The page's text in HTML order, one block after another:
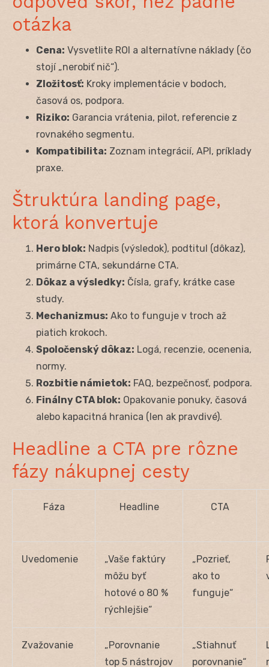
otázka
Cena: Vysvetlite ROI a alternatívne náklady (čo
stojí „nerobiť nič“).
Zložitosť: Kroky implementácie v bodoch,
časová os, podpora.
Riziko: Garancia vrátenia, pilot, referencie z
rovnakého segmentu.
Kompatibilita: Zoznam integrácií, API, príklady
praxe.
Štruktúra landing page,
ktorá konvertuje
Hero blok: Nadpis (výsledok), podtitul (dôkaz),
primárne CTA, sekundárne CTA.
Dôkaz a výsledky: Čísla, grafy, krátke case
study.
Mechanizmus: Ako to funguje v troch až
piatich krokoch.
Spoločenský dôkaz: Logá, recenzie, ocenenia,
normy.
Rozbitie námietok: FAQ, bezpečnosť, podpora.
Finálny CTA blok: Opakovanie ponuky, časová
alebo kapacitná hranica (len ak pravdivé).
Headline a CTA pre rôzne
fázy nákupnej cesty
Fáza Headline CTA
Uvedomenie
„Vaše faktúry
môžu byť
hotové o 80 %
rýchlejšie“
„Pozrieť,
ako to
funguje“
Zvažovanie
„Porovnanie
top 5 nástrojov
„Stiahnuť
porovnanie“